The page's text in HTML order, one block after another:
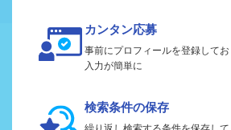
カンタン応募
事前にプロフィールを登録して
入力が簡単に
検索条件の保存